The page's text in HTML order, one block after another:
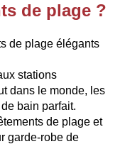
de plage ?
de plage élégants
stations
dans le monde, les
bain parfait.
de plage et
garde-robe de